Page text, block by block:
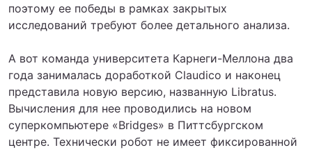
поэтому ее победы в рамках закрытых
исследований требуют более детального анализа.
А вот команда университета Карнеги-Меллона два
года занималась доработкой Claudico и наконец
представила новую версию, названную Libratus.
Вычисления для нее проводились на новом
суперкомпьютере «Bridges» в Питтсбургском
центре. Технически робот не имеет фиксированной